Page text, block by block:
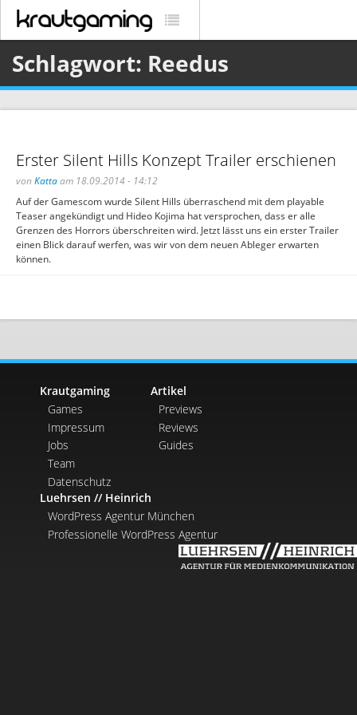
Schlagwort: Reedus
Erster Silent Hills Konzept Trailer erschienen
von Kattaam 18.09.2014 - 14:12
Auf der Gamescom wurde Silent Hills überraschend mit dem playable
Teaser angekündigt und Hideo Kojima hat versprochen, dass er alle
Grenzen des Horrors überschreiten wird. Jetzt lässt uns ein erster Trailer
einen Blick darauf werfen, was wir von dem neuen Ableger erwarten
können.
Krautgaming
Games
Impressum
Jobs
Team
Datenschutz
Artikel
Previews
Reviews
Guides
Luehrsen // Heinrich
WordPress Agentur München
Professionelle WordPress Agentur